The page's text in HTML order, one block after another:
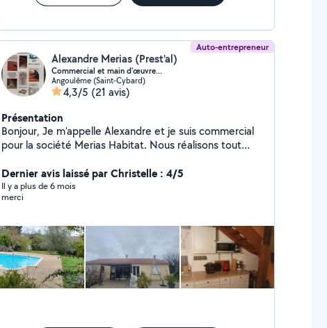
Auto-entrepreneur
Alexandre Merias (Prest'al)
Commercial et main d'œuvre...
Angoulême (Saint-Cybard)
4,3/5 (21 avis)
Présentation
Bonjour, Je m'appelle Alexandre et je suis commercial
pour la société Merias Habitat. Nous réalisons tout
démoussage de toiture, l'isolation, la ventilation et le
placoplâtre. N'hésitez pas à me contacter pour tout
type de projet. Nous saurons vous apporter les
maîtriserions pas un domaine en particulier.
Dernier avis laissé par Christelle : 4/5
Il y a plus de 6 mois
merci